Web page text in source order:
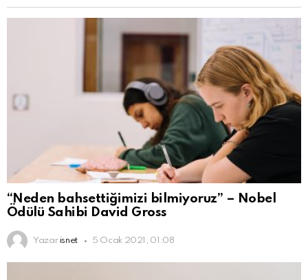
“Neden bahsettiğimizi bilmiyoruz” – Nobel
Ödülü Sahibi David Gross
Yazar isnet 5 Ocak 2021, 01:08